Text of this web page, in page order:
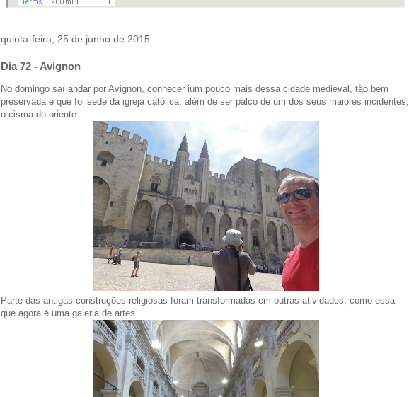
quinta-feira, 25 de junho de 2015
Dia 72 - Avignon
No domingo saí andar por Avignon, conhecer ium pouco mais dessa cidade medieval, tão bem
preservada e que foi sede da igreja católica, além de ser palco de um dos seus maiores incidentes,
o cisma do oriente.
Parte das antigas construções religiosas foram transformadas em outras atividades, como essa
que agora é uma galeria de artes.